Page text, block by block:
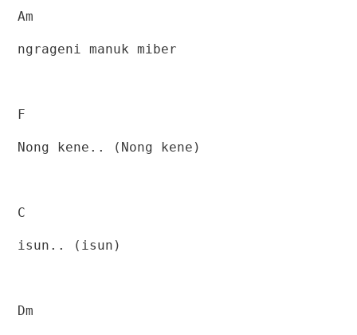
Am
ngrageni manuk miber
F
Nong kene.. (Nong kene)
C
isun.. (isun)
Dm